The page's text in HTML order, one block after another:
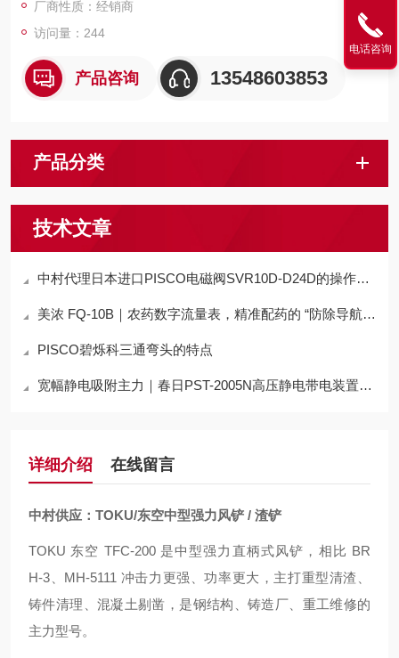
厂商性质：经销商
访问量：244
产品咨询 13548603853
产品分类
技术文章
中村代理日本进口PISCO电磁阀SVR10D-D24D的操作方法
美浓 FQ-10B｜农药数字流量表，精准配药的 “防除导航仪”
PISCO碧烁科三通弯头的特点
宽幅静电吸附主力｜春日PST-2005N高压静电带电装置技术详解
详细介绍 在线留言
中村供应：TOKU/东空中型强力风铲 / 渣铲
TOKU 东空 TFC‑200 是中型强力直柄式风铲，相比 BR
H‑3、MH‑5111 冲击力更强、功率更大，主打重型清渣、
铸件清理、混凝土剔凿，是钢结构、铸造厂、重工维修的
主力型号。
电话咨询